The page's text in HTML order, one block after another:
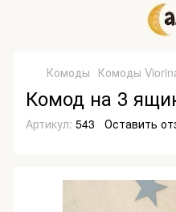
Комоды Комоды
Комод на 3
Артикул: 543 Оставить